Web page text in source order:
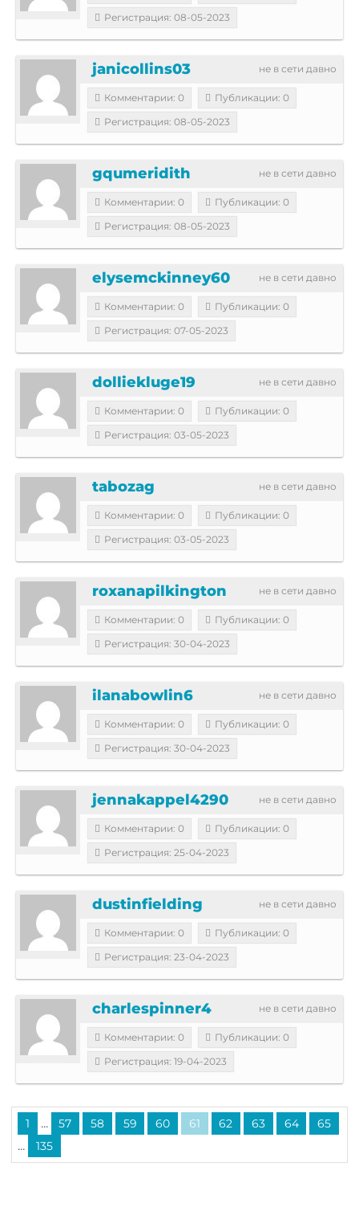
Регистрация: 08-05-2023
не в сети давно
janicollins03
Комментарии: 0
Публикации: 0
Регистрация: 08-05-2023
не в сети давно
gqumeridith
Комментарии: 0
Публикации: 0
Регистрация: 08-05-2023
не в сети давно
elysemckinney60
Комментарии: 0
Публикации: 0
Регистрация: 07-05-2023
не в сети давно
dolliekluge19
Комментарии: 0
Публикации: 0
Регистрация: 03-05-2023
не в сети давно
tabozag
Комментарии: 0
Публикации: 0
Регистрация: 03-05-2023
не в сети давно
roxanapilkington
Комментарии: 0
Публикации: 0
Регистрация: 30-04-2023
не в сети давно
ilanabowlin6
Комментарии: 0
Публикации: 0
Регистрация: 30-04-2023
не в сети давно
jennakappel4290
Комментарии: 0
Публикации: 0
Регистрация: 25-04-2023
не в сети давно
dustinfielding
Комментарии: 0
Публикации: 0
Регистрация: 23-04-2023
не в сети давно
charlespinner4
Комментарии: 0
Публикации: 0
Регистрация: 19-04-2023
1 ... 57 58 59 60 61 62 63 64 65
... 135